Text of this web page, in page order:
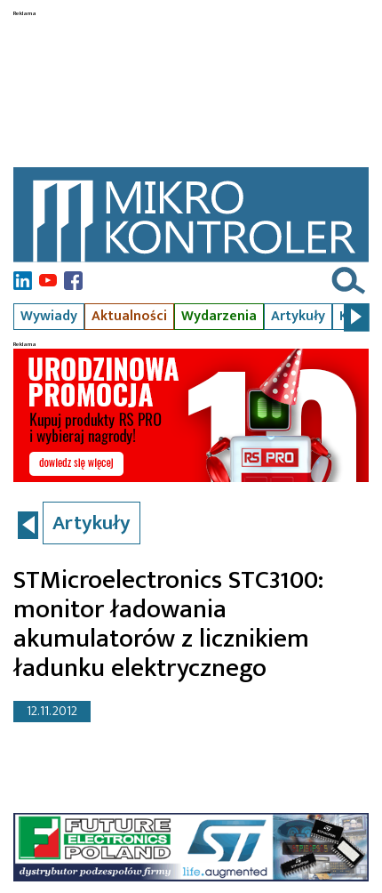
Wywiady Aktualności Wydarzenia Artykuły Kursy
Artykuły
STMicroelectronics STC3100:
monitor ładowania
akumulatorów z licznikiem
ładunku elektrycznego
12.11.2012